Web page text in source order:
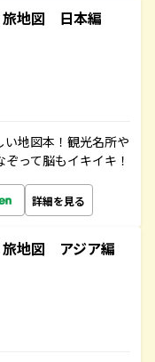
地図 日本編
地図本！観光名所や
って脳もイキイキ！
詳細を見る
地図 アジア編